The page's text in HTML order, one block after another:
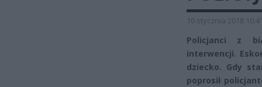
10 stycznia 2018
Policjanci z
interwencji.
dziecko. Gdy
poprosił